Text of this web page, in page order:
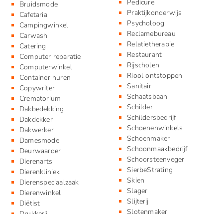
Bruidsmode
Cafetaria
Campingwinkel
Carwash
Catering
Computer reparatie
Computerwinkel
Container huren
Copywriter
Crematorium
Dakbedekking
Dakdekker
Dakwerker
Damesmode
Deurwaarder
Dierenarts
Dierenkliniek
Dierenspeciaalzaak
Dierenwinkel
Diëtist
Pedicure
Praktijkonderwijs
Psycholoog
Reclamebureau
Relatietherapie
Restaurant
Rijscholen
Riool ontstoppen
Sanitair
Schaatsbaan
Schilder
Schildersbedrijf
Schoenenwinkels
Schoenmaker
Schoonmaakbedrijf
Schoorsteenveger
SierbeStrating
Skien
Slager
Slijterij
Slotenmaker